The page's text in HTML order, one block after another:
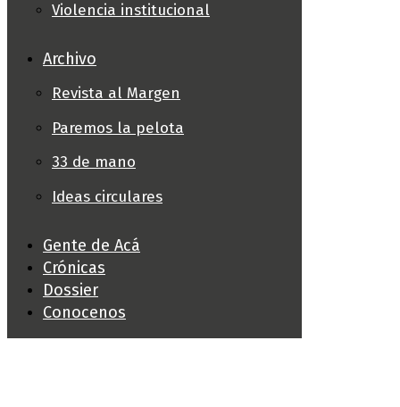
Violencia institucional
Archivo
Revista al Margen
Paremos la pelota
33 de mano
Ideas circulares
Gente de Acá
Crónicas
Dossier
Conocenos